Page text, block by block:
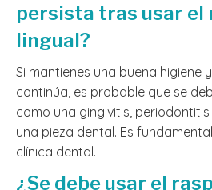
persista tras usar el
lingual?
Si mantienes una buena higiene
continúa, es probable que se
como una gingivitis,
una pieza dental. Es
clínica dental.
¿Se debe usar el